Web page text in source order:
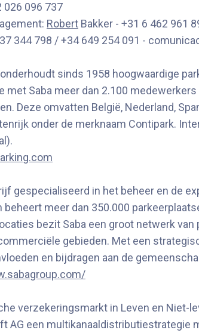
026 096 737
Robert Bakker - +31 6 462 961
344 798 / +34 649 254 091 -
sinds 1958 hoogwaardige
met Saba meer dan 2.100
Deze omvatten België, Nederland,
onder de merknaam Contipark.
gespecialiseerd in het beheer en de
meer dan 350.000
bezit Saba een groot netwerk
gebieden. Met een
en bijdragen aan de
verzekeringsmarkt in Leven en Niet-
AG een multikanaaldistributiestrategie